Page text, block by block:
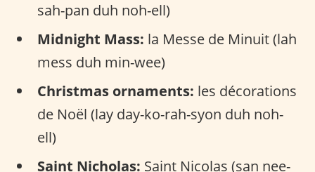
sah-pan duh noh-ell)
Midnight Mass: la Messe de Minuit (lah
mess duh min-wee)
Christmas ornaments: les décorations
de Noël (lay day-ko-rah-syon duh noh-
ell)
Saint Nicholas: Saint Nicolas (san nee-